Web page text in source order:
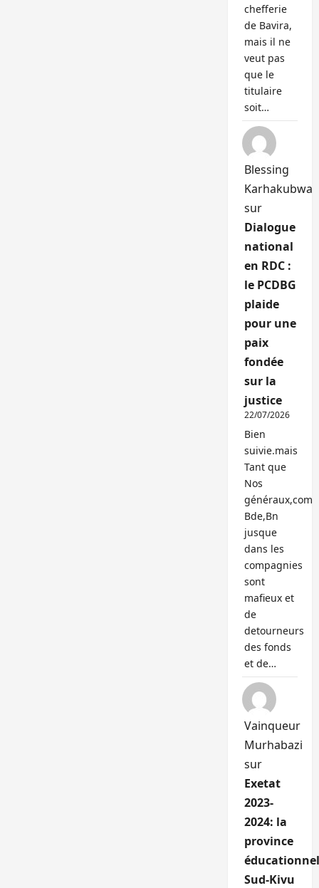
chefferie
de Bavira,
mais il ne
veut pas
que le
titulaire
soit…
Blessing
Karhakubwa
sur
Dialogue
national
en RDC :
le PCDBG
plaide
pour une
paix
fondée
sur la
justice
22/07/2026
Bien
suivie.mais
Tant que
Nos
généraux,com
Bde,Bn
jusque
dans les
compagnies
sont
mafieux et
de
detourneurs
des fonds
et de…
Vainqueur
Murhabazi
sur
Exetat
2023-
2024: la
province
Sud-Kivu